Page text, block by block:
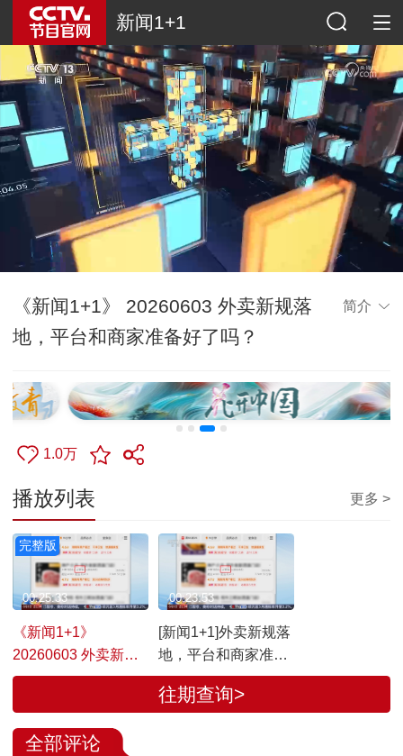
新闻1+1
《新闻1+1》 20260603 外卖新规落
地，平台和商家准备好了吗？
简介
1.0万
播放列表 更多 >
完整版
《新闻1+1》
20260603 外卖新规
落地，平台和商家准
00:25:33
[新闻1+1]外卖新规落
地，平台和商家准备
好了吗？
00:23:53
往期查询>
全部评论